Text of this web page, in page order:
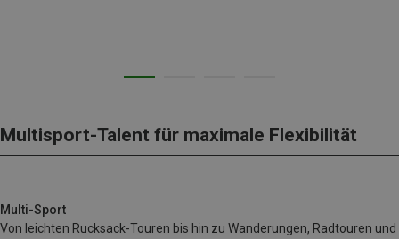
Multisport-Talent für maximale Flexibilität
Multi-Sport
Von leichten Rucksack-Touren bis hin zu Wanderungen, Radtouren und